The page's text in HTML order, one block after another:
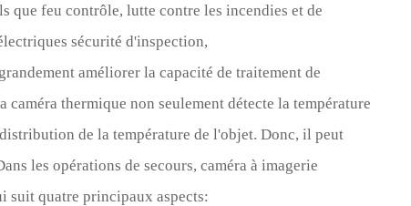
que feu contrôle, lutte contre les incendies et de
sécurité d'inspection,
améliorer la capacité de traitement de
thermique non seulement détecte la température
de la température de l'objet. Donc, il peut
les opérations de secours, caméra à imagerie
suit quatre principaux aspects: